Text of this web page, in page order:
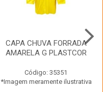
CAPA CHUVA FORRADA
AMARELA G PLASTCOR
Código: 35351
*Imagem meramente ilustrativa